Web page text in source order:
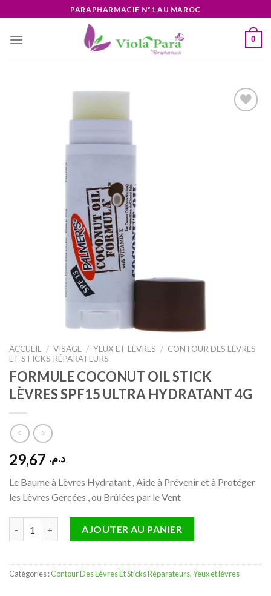
to
content
PARAPHARMACIE N°1 AU MAROC
0
ACCUEIL / VISAGE / YEUX ET LÈVRES / CONTOUR DES LÈVRES
ET STICKS RÉPARATEURS
FORMULE COCONUT OIL STICK
LÈVRES SPF15 ULTRA HYDRATANT 4G
د.م.
Le Baume à Lèvres Hydratant , Aide à Prévenir et à Protéger
les Lèvres Gercées , ou Brûlées par le Vent
AJOUTER AU PANIER
Catégories :Contour Des Lèvres Et Sticks Réparateurs,Yeux et lèvres